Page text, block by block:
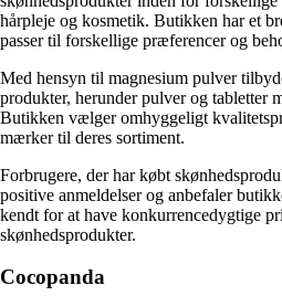
hårpleje og kosmetik. Butikken har et
passer til forskellige præferencer og
Med hensyn til magnesium pulver
produkter, herunder pulver og tabletter
Butikken vælger omhyggeligt
mærker til deres sortiment.
Forbrugere, der har købt
positive anmeldelser og anbefaler
kendt for at have konkurrencedygtige
skønhedsprodukter.
Cocopanda